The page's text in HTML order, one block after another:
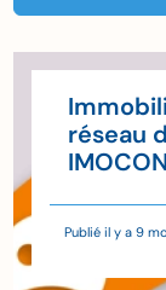
réseau
Publié il y a 9